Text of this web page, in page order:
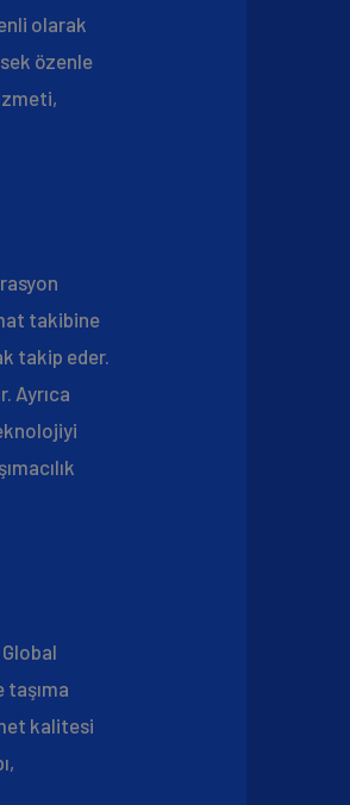
olarak
özenle
takibine
takip eder.
Ayrıca
taşıma
kalitesi